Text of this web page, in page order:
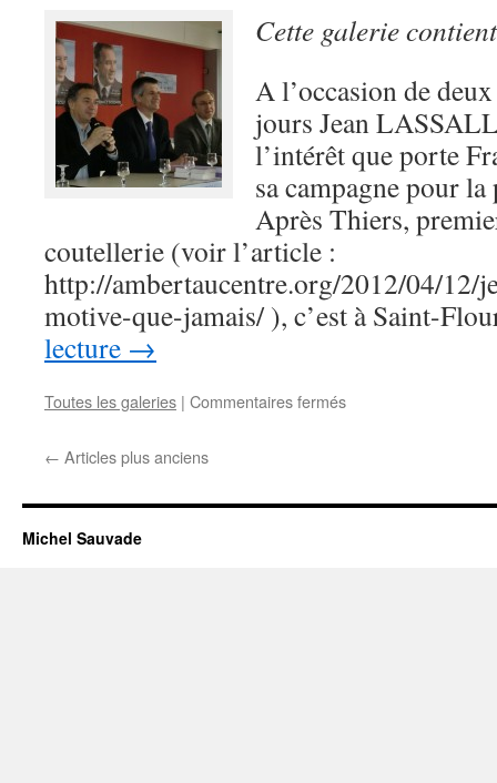
Cette galerie
A l’occasion de
jours Jean
l’intérêt que porte
sa campagne pour
Après Thiers,
coutellerie (voir l’article :
http://ambertaucentre.org/2012/04/12/
motive-que-jamais/ ), c’est à Saint-
lecture →
Toutes les galeries | Commentaires fermés
fer
← Articles plus anciens
Michel Sauvade